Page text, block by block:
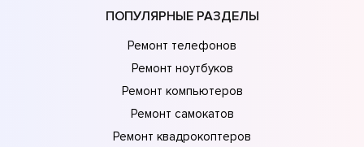
ПОПУЛЯРНЫЕ РАЗДЕЛЫ
Ремонт телефонов
Ремонт ноутбуков
Ремонт компьютеров
Ремонт самокатов
Ремонт квадрокоптеров